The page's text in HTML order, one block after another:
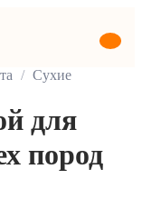
Сухие
для
пород